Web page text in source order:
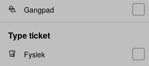
Gangpad
Type ticket
Fysiek